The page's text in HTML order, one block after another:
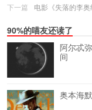
下一篇 电影《失落的李
90%的喵友还读了
阿尔忒
间
奥本海